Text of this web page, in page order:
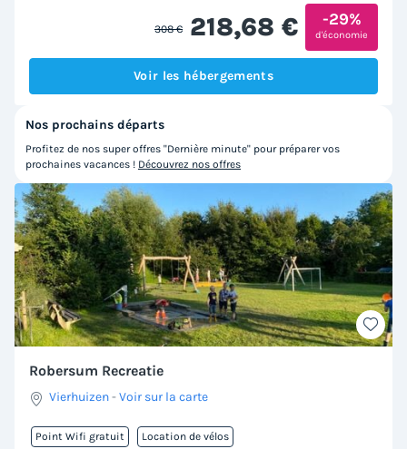
308 € 218,68 € -29%
d'économie
Voir les hébergements
Robersum Recreatie
Vierhuizen-Voir sur la carte
Point Wifi gratuit Location de vélos
Nos prochains départs
Profitez de nos super offres "Dernière minute" pour préparer vos
prochaines vacances ! Découvrez nos offres